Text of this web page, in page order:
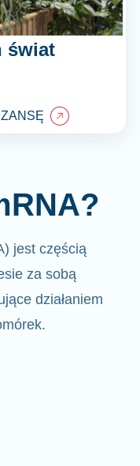
świat
jest częścią
za sobą
działaniem